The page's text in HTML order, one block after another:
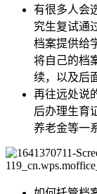
有很多人会
究生复试通
档案提供给
将自己的档
续，以及后
再往远处说
后办理生育
养老金等一